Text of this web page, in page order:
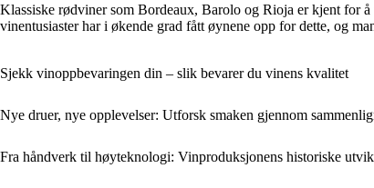
Klassiske rødviner som Bordeaux, Barolo og Rioja er kjent for
vinentusiaster har i økende grad fått øynene opp for dette, og
Sjekk vinoppbevaringen din – slik bevarer du vinens kvalitet
Nye druer, nye opplevelser: Utforsk smaken gjennom
Fra håndverk til høyteknologi: Vinproduksjonens historiske